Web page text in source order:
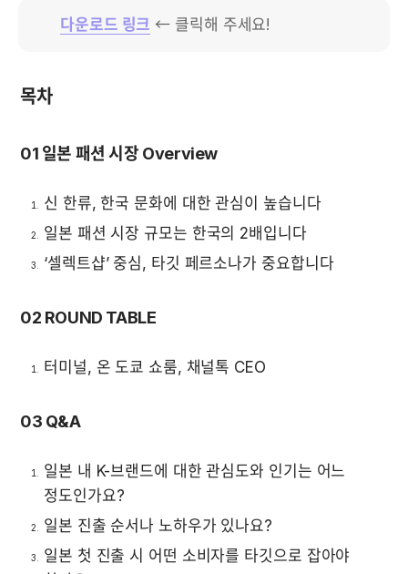
다운로드 링크 ← 클릭해 주세요!
목차
01 일본 패션 시장 Overview
신 한류, 한국 문화에 대한 관심이 높습니다
일본 패션 시장 규모는 한국의 2배입니다
‘셀렉트샵’ 중심, 타깃 페르소나가 중요합니다
02 ROUND TABLE
터미널, 온 도쿄 쇼룸, 채널톡 CEO
03 Q&A
일본 내 K-브랜드에 대한 관심도와 인기는 어느
정도인가요?
일본 진출 순서나 노하우가 있나요?
일본 첫 진출 시 어떤 소비자를 타깃으로 잡아야